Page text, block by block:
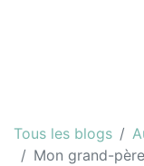
Tous les blogs
Mon grand-